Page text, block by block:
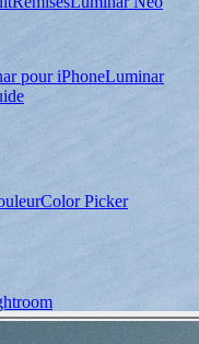
pour iPhoneLuminar
Color Picker